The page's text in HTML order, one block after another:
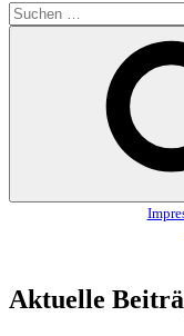
Suchen
nach:
Aktuelle